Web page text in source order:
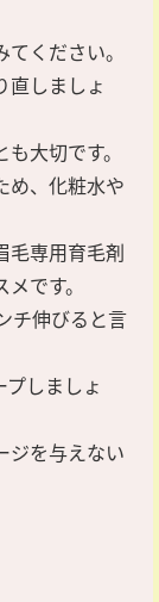
ください。
直しましょ
大切です。
め、化粧水や
毛専用育毛剤
です。
チ伸びると言
しましょ
ジを与えない